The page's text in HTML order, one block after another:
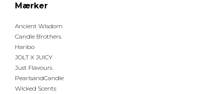
Mærker
Ancient Wisdom
Candle Brothers
Haribo
JOLT X JUICY
Just Flavours
PearlsandCandle
Wicked Scents